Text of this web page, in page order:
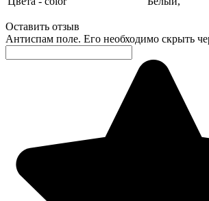
Оставить отзыв
Антиспам поле. Его необходимо скрыть